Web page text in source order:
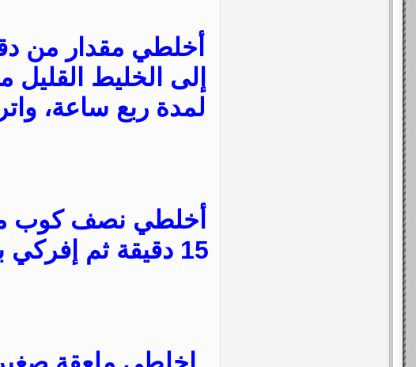
أخلطي مقدار من
إلى الخليط
لمدة ربع ساعة،
أخلطي نصف كوب
15 دقيقة ثم